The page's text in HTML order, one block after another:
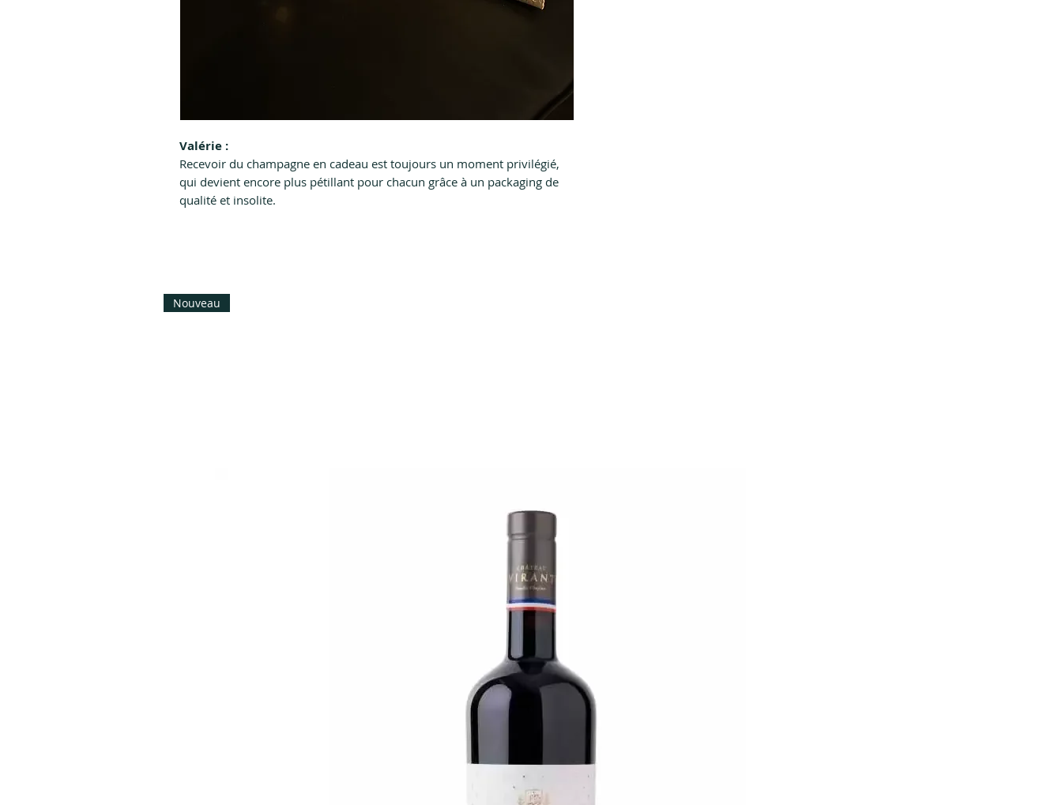
Valérie :
Recevoir du champagne en cadeau est toujours un moment privilégié,
qui devient encore plus pétillant pour chacun grâce à un packaging de
qualité et insolite.
Nouveau